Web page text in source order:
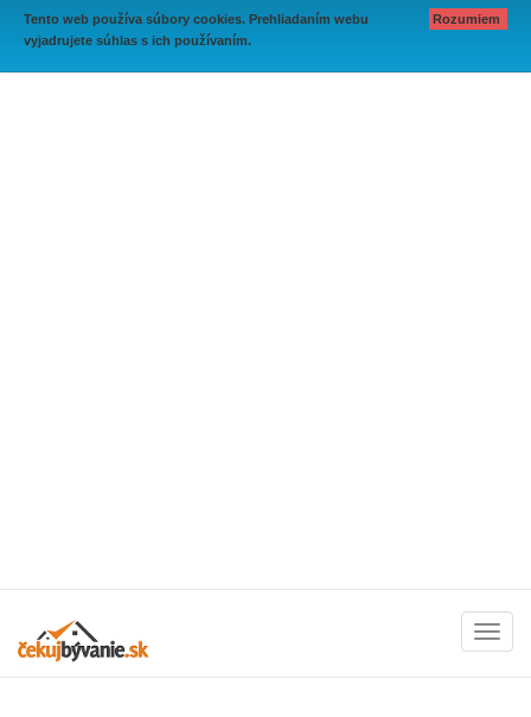
Tento web používa súbory cookies. Prehliadaním webu
vyjadrujete súhlas s ich používaním.
Rozumiem